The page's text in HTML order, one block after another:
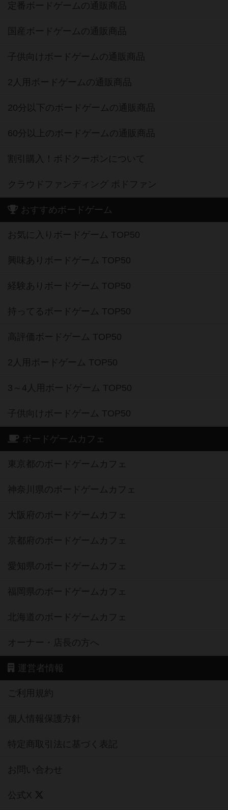
定番ボードゲームの通販商品
国産ボードゲームの通販商品
子供向けボードゲームの通販商品
2人用ボードゲームの通販商品
20分以下のボードゲームの通販商品
60分以上のボードゲームの通販商品
割引購入！ボドクーポンについて
クラウドファンディング ボドファン
おすすめボードゲーム
お気に入りボードゲーム TOP50
興味ありボードゲーム TOP50
経験ありボードゲーム TOP50
持ってるボードゲーム TOP50
高評価ボードゲーム TOP50
2人用ボードゲーム TOP50
3～4人用ボードゲーム TOP50
子供向けボードゲーム TOP50
ボードゲームカフェ
東京都のボードゲームカフェ
神奈川県のボードゲームカフェ
大阪府のボードゲームカフェ
京都府のボードゲームカフェ
愛知県のボードゲームカフェ
福岡県のボードゲームカフェ
北海道のボードゲームカフェ
オーナー・店長の方へ
運営者情報
ご利用規約
個人情報保護方針
特定商取引法に基づく表記
お問い合わせ
公式X